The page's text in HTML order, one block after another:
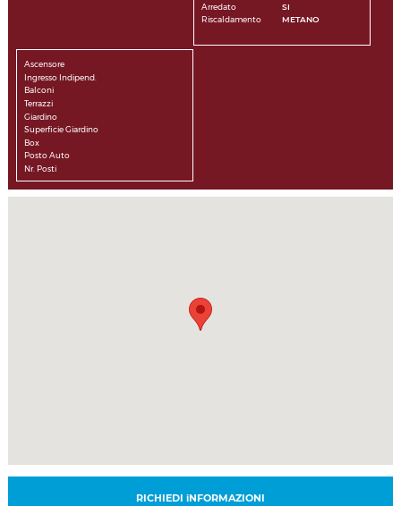
Arredato
SI
Riscaldamento
METANO
Ascensore
Ingresso Indipend.
Balconi
Terrazzi
Giardino
Superficie Giardino
Box
Posto Auto
Nr. Posti
RICHIEDI iNFORMAZIONI